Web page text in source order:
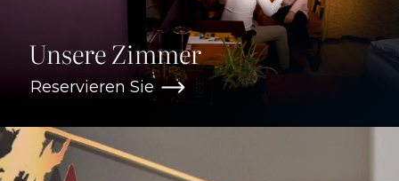
Unsere Zimmer
Reservieren Sie